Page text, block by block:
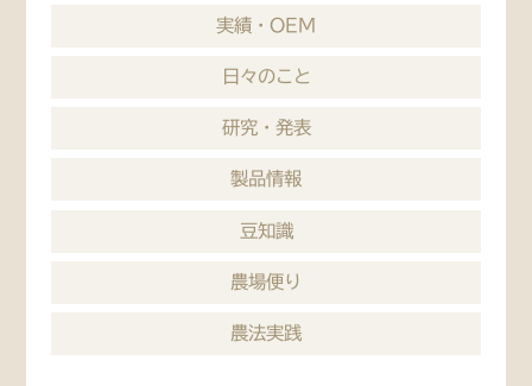
実績・OEM
日々のこと
研究・発表
製品情報
豆知識
農場便り
農法実践